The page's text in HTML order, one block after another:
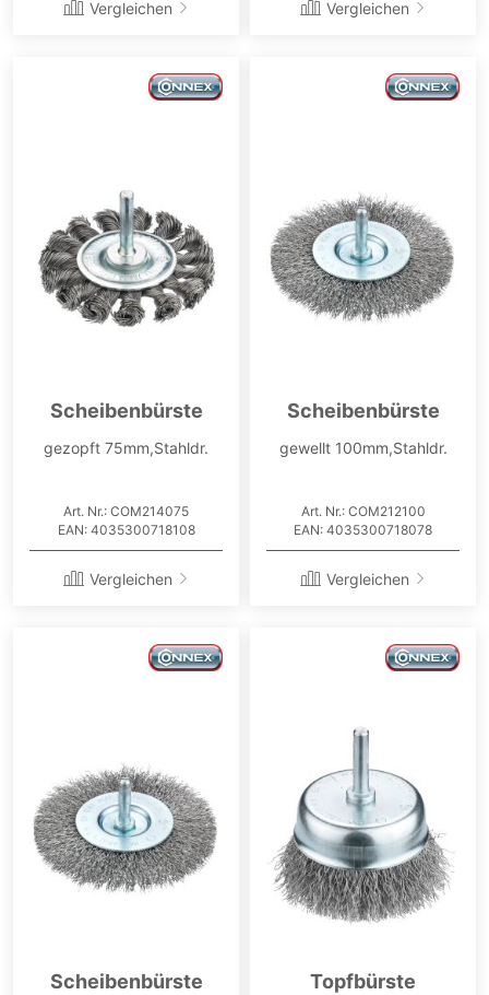
Vergleichen Vergleichen
Scheibenbürste
gezopft 75mm,Stahldr.
Art. Nr.: COM214075
EAN: 4035300718108
Vergleichen
Scheibenbürste
gewellt 100mm,Stahldr.
Art. Nr.: COM212100
EAN: 4035300718078
Vergleichen
Scheibenbürste Topfbürste